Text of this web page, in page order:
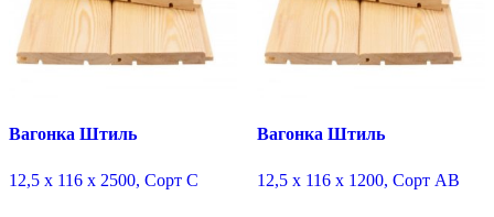
Вагонка Штиль
12,5 х 116 х 2500, Сорт C
Вагонка Штиль
12,5 х 116 х 1200, Сорт АВ